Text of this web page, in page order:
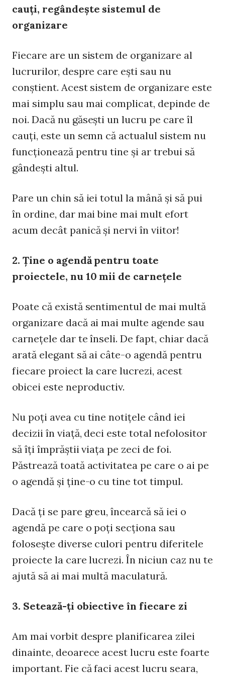
cauţi, regândeşte sistemul de
organizare
Fiecare are un sistem de organizare al
lucrurilor, despre care eşti sau nu
conştient. Acest sistem de organizare este
mai simplu sau mai complicat, depinde de
noi. Dacă nu găseşti un lucru pe care îl
cauţi, este un semn că actualul sistem nu
funcţionează pentru tine şi ar trebui să
gândeşti altul.
Pare un chin să iei totul la mână şi să pui
în ordine, dar mai bine mai mult efort
acum decât panică şi nervi în viitor!
2. Ţine o agendă pentru toate
proiectele, nu 10 mii de carneţele
Poate că există sentimentul de mai multă
organizare dacă ai mai multe agende sau
carneţele dar te înseli. De fapt, chiar dacă
arată elegant să ai câte-o agendă pentru
fiecare proiect la care lucrezi, acest
obicei este neproductiv.
Nu poţi avea cu tine notiţele când iei
decizii în viaţă, deci este total nefolositor
să îţi împrăştii viaţa pe zeci de foi.
Păstrează toată activitatea pe care o ai pe
o agendă şi ţine-o cu tine tot timpul.
Dacă ţi se pare greu, încearcă să iei o
agendă pe care o poţi secţiona sau
foloseşte diverse culori pentru diferitele
proiecte la care lucrezi. În niciun caz nu te
ajută să ai mai multă maculatură.
3. Setează-ţi obiective în fiecare zi
Am mai vorbit despre planificarea zilei
dinainte, deoarece acest lucru este foarte
important. Fie că faci acest lucru seara,